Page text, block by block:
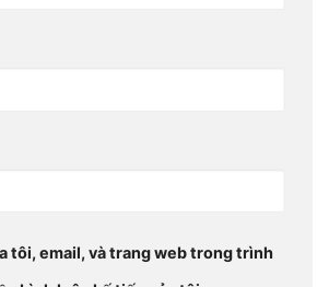
tôi, email, và trang web trong trình